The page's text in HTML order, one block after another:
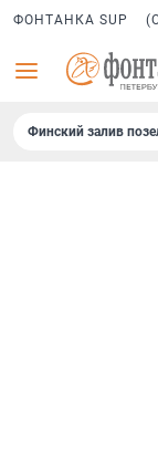
ФОНТАНКА SUP
Финский залив